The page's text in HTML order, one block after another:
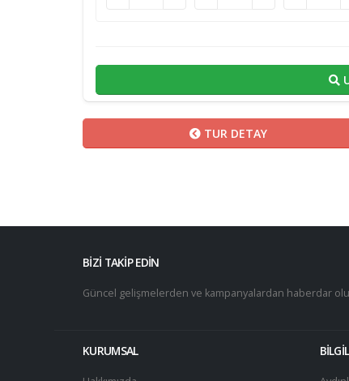
TUR DETAY
BİZİ TAKİP EDİN
Güncel gelişmelerden ve kampanyalardan haberdar
KURUMSAL